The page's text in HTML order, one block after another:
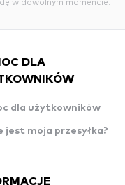
DLA
dla użytkowników
jest moja przesyłka?